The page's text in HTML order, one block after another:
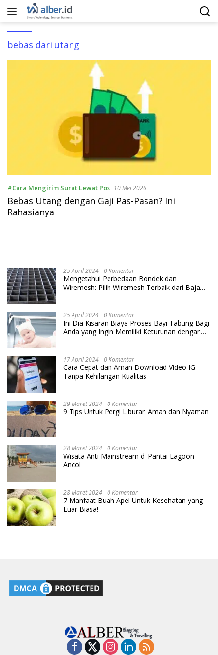
Langsung
bebas dari utang
#Cara Mengirim Surat Lewat Pos 10 Mei 2026
Bebas Utang dengan Gaji Pas-Pasan? Ini
Rahasianya
25 April 2024 0 Komentar
Mengetahui Perbedaan Bondek dan
Wiremesh: Pilih Wiremesh Terbaik dari Baja
25 April 2024 0 Komentar
Ini Dia Kisaran Biaya Proses Bayi Tabung Bagi
Anda yang Ingin Memiliki Keturunan dengan
17 April 2024 0 Komentar
Cara Cepat dan Aman Download Video IG
Tanpa Kehilangan Kualitas
29 Maret 2024 0 Komentar
9 Tips Untuk Pergi Liburan Aman dan Nyaman
28 Maret 2024 0 Komentar
Wisata Anti Mainstream di Pantai Lagoon
Ancol
28 Maret 2024 0 Komentar
7 Manfaat Buah Apel Untuk Kesehatan yang
Luar Biasa!